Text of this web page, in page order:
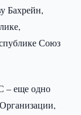
Бахрейн,
Союз
– еще одно